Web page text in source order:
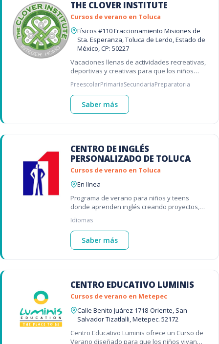
THE CLOVER INSTITUTE
Cursos de verano en Toluca
Físicos #110 Fraccionamiento Misiones de
Sta. Esperanza, Toluca de Lerdo, Estado de
México, CP: 50227
Vacaciones llenas de actividades recreativas,
deportivas y creativas para que los niños
verano.🎨
PreescolarPrimariaSecundariaPreparatoria
Saber más
CENTRO DE INGLÉS
PERSONALIZADO DE TOLUCA
Cursos de verano en Toluca
En línea
Programa de verano para niños y teens
donde aprenden inglés creando proyectos,
liderazgo desde casa. 🚀
Idiomas
Saber más
CENTRO EDUCATIVO LUMINIS
Cursos de verano en Metepec
Calle Benito Juárez 1718-Oriente, San
Salvador Tizatlalli, Metepec. 52172
Centro Educativo Luminis ofrece un Curso de
Verano diseñado para que los niños vivan